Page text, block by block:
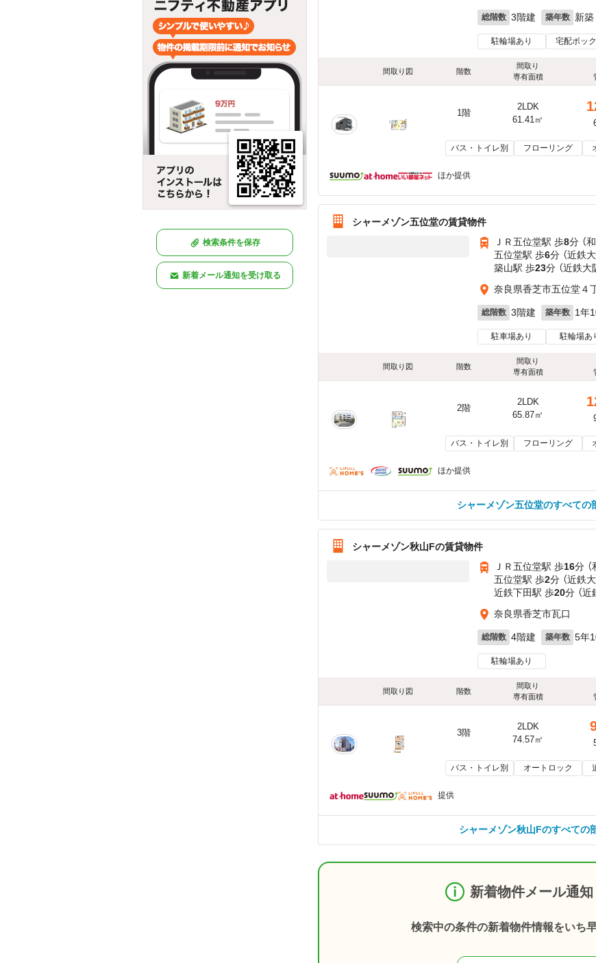
検索条件を保存
新着メール通知を受け取る
総階数 3階建 築年数 新築
駐輪場あり 宅配ボッ
間取り図 階数
間取り
専有面積
1階
2LDK
61.41㎡
バス・トイレ別 フローリング
ほか提供
シャーメゾン五位堂の賃貸物件
ＪＲ五位堂駅 歩8分 （
五位堂駅 歩6分 （近鉄大
築山駅 歩23分 （近鉄大
奈良県香芝市五位堂４
総階数 3階建 築年数 1年
駐車場あり 駐輪場あ
間取り図 階数
間取り
専有面積
2階
2LDK
65.87㎡
バス・トイレ別 フローリング
ほか提供
シャーメゾン五位堂のすべての
シャーメゾン秋山Fの賃貸物件
ＪＲ五位堂駅 歩16分 （
五位堂駅 歩2分 （近鉄大
近鉄下田駅 歩20分 （近
奈良県香芝市瓦口
総階数 4階建 築年数 5年
駐輪場あり
間取り図 階数
間取り
専有面積
3階
2LDK
74.57㎡
バス・トイレ別 オートロック
提供
シャーメゾン秋山Fのすべての
新着物件メール通知
検索中の条件の新着物件情報をいち